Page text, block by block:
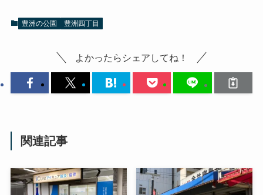
豊洲の公園 豊洲四丁目
よかったらシェアしてね！
関連記事